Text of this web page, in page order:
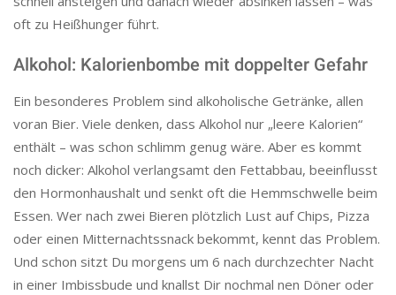
oft zu Heißhunger führt.
Alkohol: Kalorienbombe mit doppelter Gefahr
Ein besonderes Problem sind alkoholische Getränke, allen
voran Bier. Viele denken, dass Alkohol nur „leere Kalorien“
enthält – was schon schlimm genug wäre. Aber es kommt
noch dicker: Alkohol verlangsamt den Fettabbau, beeinflusst
den Hormonhaushalt und senkt oft die Hemmschwelle beim
Essen. Wer nach zwei Bieren plötzlich Lust auf Chips, Pizza
oder einen Mitternachtssnack bekommt, kennt das Problem.
Und schon sitzt Du morgens um 6 nach durchzechter Nacht
in einer Imbissbude und knallst Dir nochmal nen Döner oder